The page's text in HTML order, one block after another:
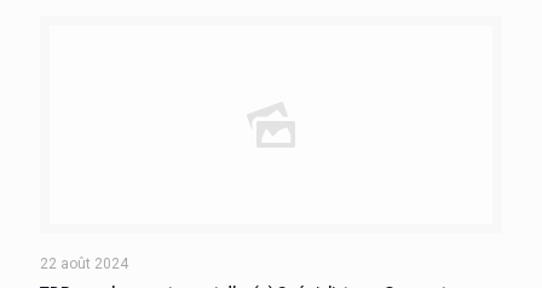
22 août 2024